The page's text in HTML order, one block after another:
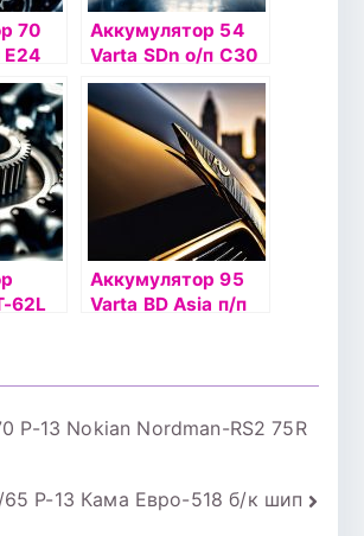
70
Е24
Аккумулятор 54
Varta SDn о/п С30
(554 400)
62L
Аккумулятор 95
Varta BD Asia п/п
Р-13 Nokian Nordman-RS2 75R
Р-13 Кама Евро-518 б/к шип